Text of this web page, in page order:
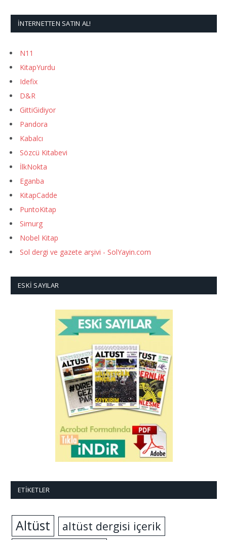
İNTERNETTEN SATIN AL!
N11
KitapYurdu
Idefix
D&R
GittiGidiyor
Pandora
Kabalcı
Sözcü Kitabevi
İlkNokta
Eganba
KitapCadde
PuntoKitap
Simurg
Nobel Kitap
Sol dergi ve gazete arşivi - SolYayin.com
ESKI SAYILAR
ETIKETLER
Altüst
altüst dergisi içerik